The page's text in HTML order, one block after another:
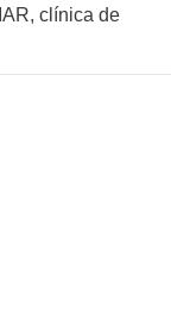
clínica de